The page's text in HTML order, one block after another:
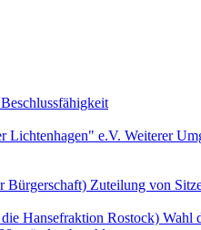
e.V. Weiterer
Zuteilung von
Hansefraktion Rostock)